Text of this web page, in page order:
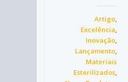
Artigo,
Excelência,
Inovação,
Lançamento,
Materiais
Esterilizados,